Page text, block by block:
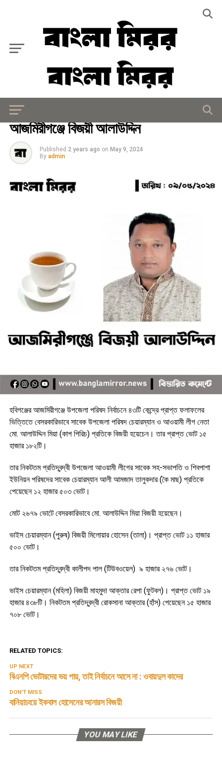
রাজনীতি
আজমিরীগঞ্জে বিজয়ী আলাউদ্দিন
Published 2 years ago on May 9, 2024
By admin
হবিগঞ্জের আজমিরীগঞ্জে উপজেলা পরিষদ নির্বাচনে ৪৩টি কেন্দ্রে প্রাপ্ত ফলাফলের
ভিত্তিতে বেসরকারিভাবে সাবেক উপজেলা পরিষদ চেয়ারম্যান ও আওয়ামী লীগ নেতা
মো. আলাউদ্দিন মিয়া (কাপ পিরিচ) প্রতিকে বিজয়ী হয়েচেন। তার প্রাপ্ত ভোট ১৫
হাজার ১৮২টি।
তার নিকটতম প্রতিদ্বন্দ্বী উপজেলা আওয়ামী লীগের সাবেক সহ-সভাপতি ও শিবপাশা
ইউনিয়ন পরিষদের সাবেক চেয়ারম্যান আলী আমজাদ তালুকদার (কৈ মাছ) প্রতিকে
পেয়েছেন ১২ হাজার ৫০৩ ভোট।
মোট ২৬৭৯ ভোটে বেসরকারিভাবে মো. আলাউদ্দিন মিয়া বিজয়ী হয়েছেন।
ভাইস চেয়ারম্যান (পুরুষ) বিজয়ী মিলোয়ার হোসেন (তালা)। প্রাপ্ত ভোট ১১ হাজার
৫০০ ভোট।
তার নিকটতম প্রতিদ্বন্দ্বী কালীপদ পাল (টিউবওয়েল) ৯ হাজার ২৭৬ ভোট।
ভাইস চেয়ারম্যান (মহিলা) বিজয়ী মাহমুদা আক্তার রেপা (ফুটবল)। প্রাপ্ত ভোট ১৯
হাজার ৪৩৮টি। নিকটতম প্রতিদ্বন্দ্বী রোকসানা আক্তার (হাঁস) পেয়েছেন ১৫ হাজার
৭০৮ ভোট।
RELATED TOPICS:
UP NEXT
বিএনপি ভোটারদের ভয় পায়, তাই নির্বাচনে আসে না : ওবায়দুল কাদের
DON'T MISS
বানিয়াচংয়ে ইকবাল হোসেনের আনারস বিজয়ী
YOU MAY LIKE